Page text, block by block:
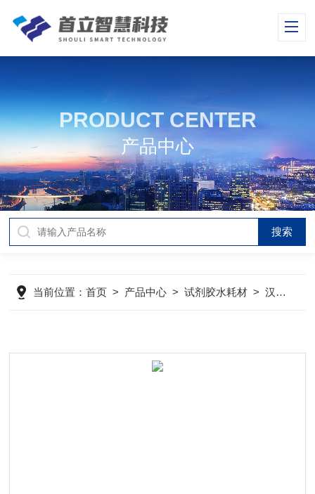
PRODUCT CENTER
产品中心
当前位置：首页 > 产品中心 >试剂胶水耗材 >汉高Henkel表面处理剂